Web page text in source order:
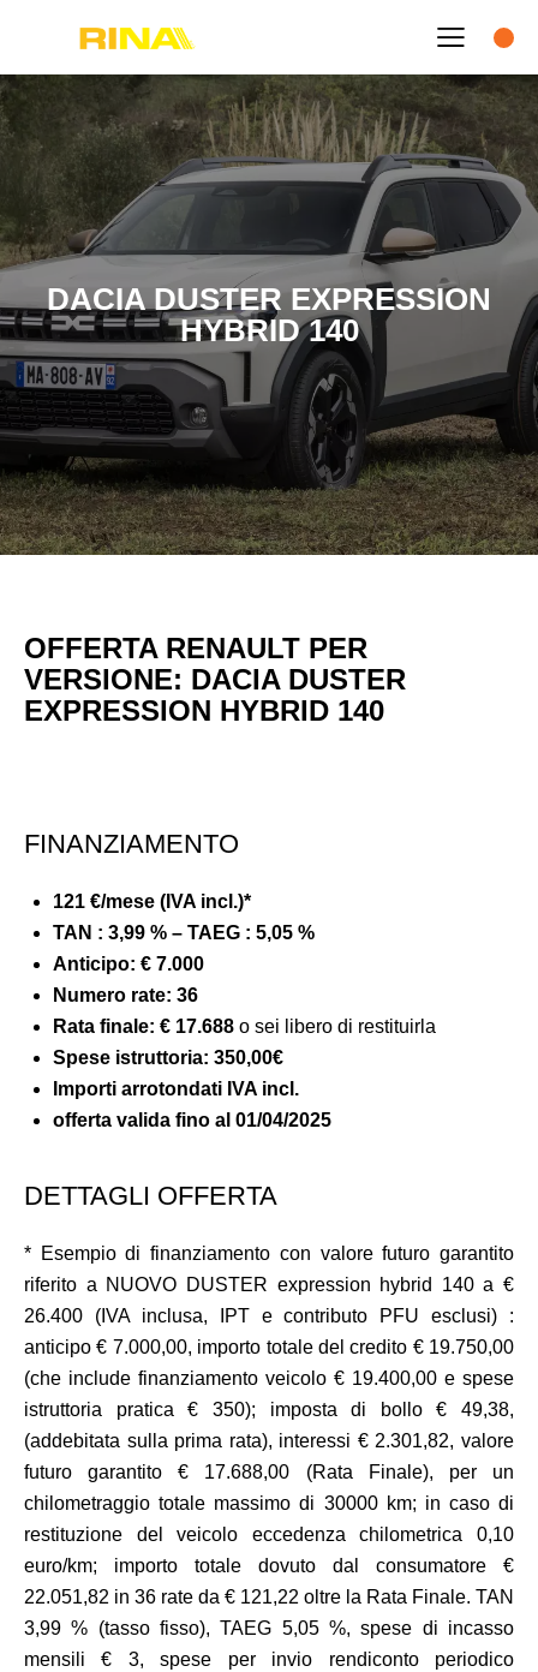
DACIA DUSTER EXPRESSION
HYBRID 140
OFFERTA RENAULT PER
VERSIONE: DACIA DUSTER
EXPRESSION HYBRID 140
FINANZIAMENTO
121 €/mese (IVA incl.)*
TAN : 3,99 % – TAEG : 5,05 %
Anticipo: € 7.000
Numero rate: 36
Rata finale: € 17.688 o sei libero di restituirla
Spese istruttoria: 350,00€
Importi arrotondati IVA incl.
offerta valida fino al 01/04/2025
DETTAGLI OFFERTA
* Esempio di finanziamento con valore futuro garantito
riferito a NUOVO DUSTER expression hybrid 140 a €
26.400 (IVA inclusa, IPT e contributo PFU esclusi) :
anticipo € 7.000,00, importo totale del credito € 19.750,00
(che include finanziamento veicolo € 19.400,00 e spese
istruttoria pratica € 350); imposta di bollo € 49,38,
(addebitata sulla prima rata), interessi € 2.301,82, valore
futuro garantito € 17.688,00 (Rata Finale), per un
chilometraggio totale massimo di 30000 km; in caso di
restituzione del veicolo eccedenza chilometrica 0,10
euro/km; importo totale dovuto dal consumatore €
22.051,82 in 36 rate da € 121,22 oltre la Rata Finale. TAN
3,99 % (tasso fisso), TAEG 5,05 %, spese di incasso
mensili € 3, spese per invio rendiconto periodico